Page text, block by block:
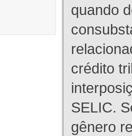
quando
crédito
SELIC.
gênero